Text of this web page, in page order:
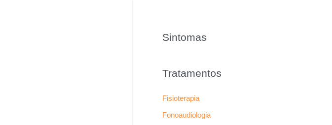
Sintomas
Tratamentos
Fisioterapia
Fonoaudiologia